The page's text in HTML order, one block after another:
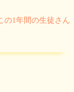
の1年間の生徒さん